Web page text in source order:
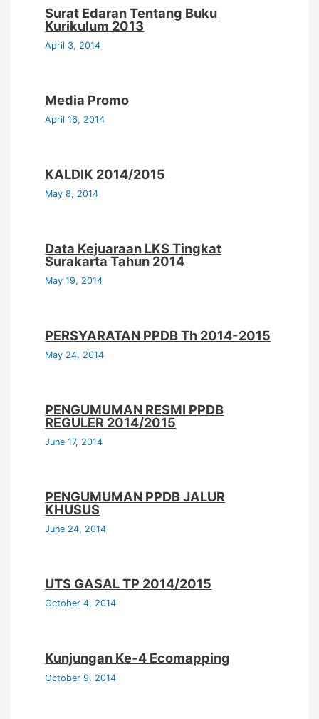
Surat Edaran Tentang Buku
Kurikulum 2013
April 3, 2014
Media Promo
April 16, 2014
KALDIK 2014/2015
May 8, 2014
Data Kejuaraan LKS Tingkat
Surakarta Tahun 2014
May 19, 2014
PERSYARATAN PPDB Th 2014-2015
May 24, 2014
PENGUMUMAN RESMI PPDB
REGULER 2014/2015
June 17, 2014
PENGUMUMAN PPDB JALUR
KHUSUS
June 24, 2014
UTS GASAL TP 2014/2015
October 4, 2014
Kunjungan Ke-4 Ecomapping
October 9, 2014